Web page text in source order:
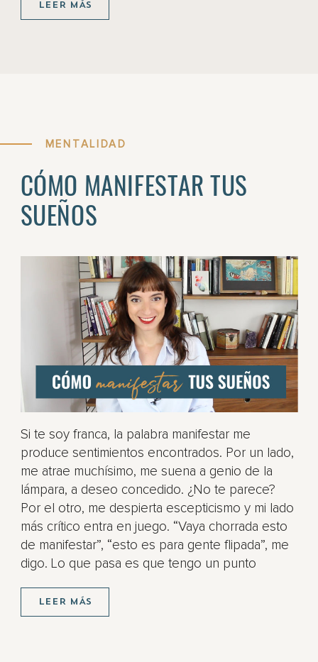
LEER MÁS
MENTALIDAD
CÓMO MANIFESTAR TUS
SUEÑOS
Si te soy franca, la palabra manifestar me
produce sentimientos encontrados. Por un lado,
me atrae muchísimo, me suena a genio de la
lámpara, a deseo concedido. ¿No te parece?
Por el otro, me despierta escepticismo y mi lado
más crítico entra en juego. “Vaya chorrada esto
de manifestar”, “esto es para gente flipada”, me
digo. Lo que pasa es que tengo un punto
LEER MÁS